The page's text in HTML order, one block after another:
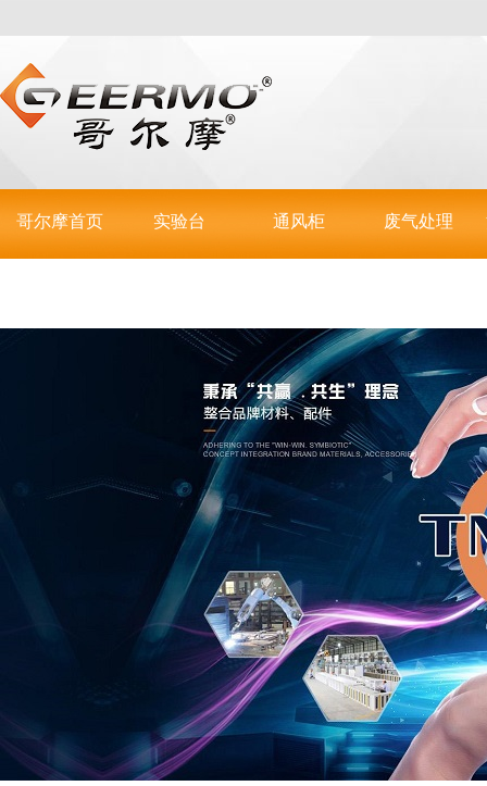
哥尔摩首页 实验台
实验室仪器台
不锈钢台
实验室中央台
实验室边台
通风柜
通风罩
全钢通风柜
不锈钢通风柜
PP通风柜
桌上型通风橱
变频系统
废气处理
酸雾喷淋塔
等离子光照箱